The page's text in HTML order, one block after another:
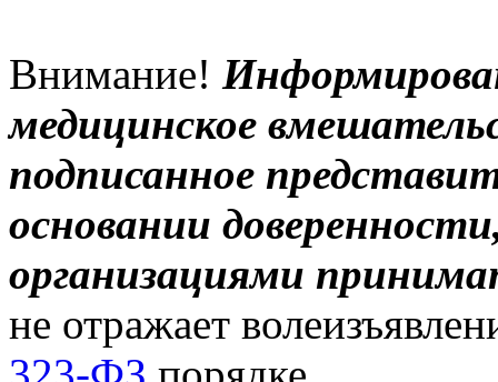
Внимание!
медицинское
подписанное
основании
организациями
не отражает